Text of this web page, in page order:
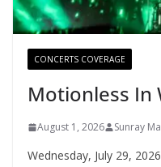
CONCERTS COVERAGE
Motionless In
August 1, 2026 Sunray
Wednesday, July 29,